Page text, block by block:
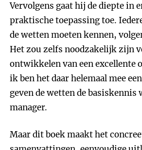
Vervolgens gaat hij de diepte in
praktische toepassing toe.
de wetten moeten kennen,
Het zou zelfs noodzakelijk zijn
ontwikkelen van een excellente
ik ben het daar helemaal mee
geven de wetten de basiskennis
manager.
Maar dit boek maakt het